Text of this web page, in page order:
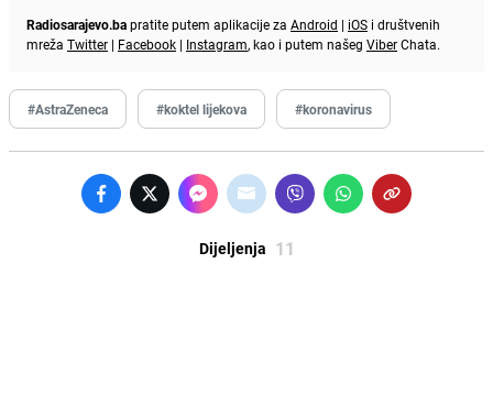
Radiosarajevo.bapratite putem aplikacije za Android | iOS i društvenih
mreža Twitter | Facebook | Instagram, kao i putem našeg ViberChata.
#AstraZeneca #koktel lijekova #koronavirus
Dijeljenja 11